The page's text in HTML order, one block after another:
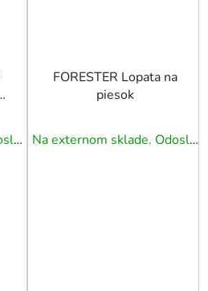
Na externom sklade. Odoslanie 3 - 5 prac. dní.
FORESTER Lopata na
piesok
Na externom sklade. Odoslanie 3 - 5 prac. dní.